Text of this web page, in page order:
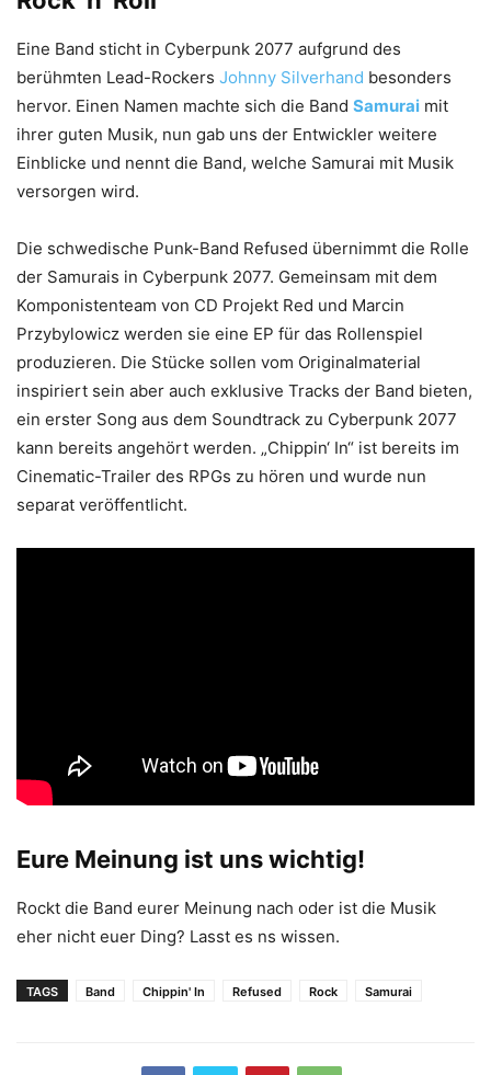
Eine Band sticht in Cyberpunk 2077 aufgrund des
berühmten Lead-Rockers Johnny Silverhand besonders
hervor. Einen Namen machte sich die Band Samurai mit
ihrer guten Musik, nun gab uns der Entwickler weitere
Einblicke und nennt die Band, welche Samurai mit Musik
versorgen wird.
Die schwedische Punk-Band Refused übernimmt die Rolle
der Samurais in Cyberpunk 2077. Gemeinsam mit dem
Komponistenteam von CD Projekt Red und Marcin
Przybylowicz werden sie eine EP für das Rollenspiel
produzieren. Die Stücke sollen vom Originalmaterial
inspiriert sein aber auch exklusive Tracks der Band bieten,
ein erster Song aus dem Soundtrack zu Cyberpunk 2077
kann bereits angehört werden. „Chippin‘ In“ ist bereits im
Cinematic-Trailer des RPGs zu hören und wurde nun
separat veröffentlicht.
Eure Meinung ist uns wichtig!
Rockt die Band eurer Meinung nach oder ist die Musik
eher nicht euer Ding? Lasst es ns wissen.
TAGS Band Chippin' In Refused Rock Samurai